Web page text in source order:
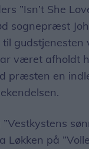
”Isn’t She
sognepræst
gudstjenesten
været afholdt
præsten en
Løkken på